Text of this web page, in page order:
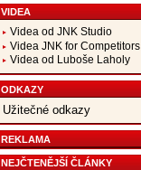
VIDEA
Videa od JNK Studio
Videa JNK for Competitors
Videa od Luboše Laholy
ODKAZY
Užitečné odkazy
REKLAMA
NEJČTENĚJŠÍ ČLÁNKY